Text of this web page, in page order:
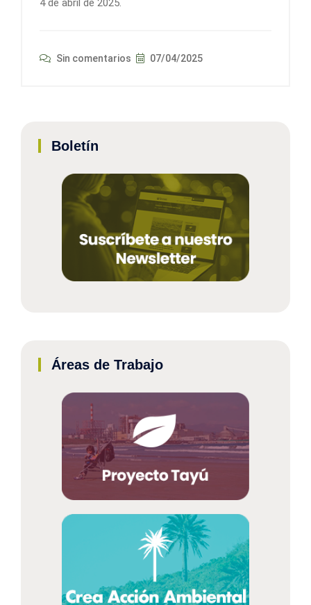
4 de abril de 2025.
Sin comentarios 07/04/2025
Boletín
Áreas de Trabajo